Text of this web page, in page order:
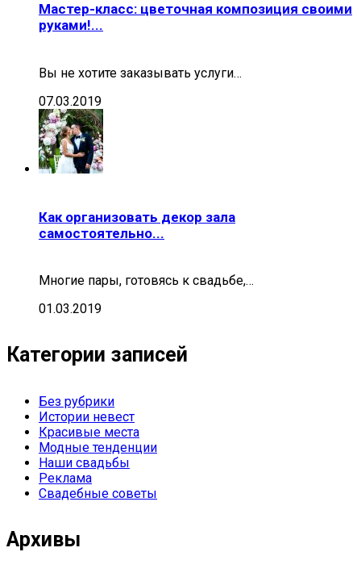
Мастер-класс: цветочная композиция своими
руками!...
Вы не хотите заказывать услуги…
07.03.2019
Как организовать декор зала
самостоятельно...
Многие пары, готовясь к свадьбе,…
01.03.2019
Категории записей
Без рубрики
Истории невест
Красивые места
Модные тенденции
Наши свадьбы
Реклама
Свадебные советы
Архивы